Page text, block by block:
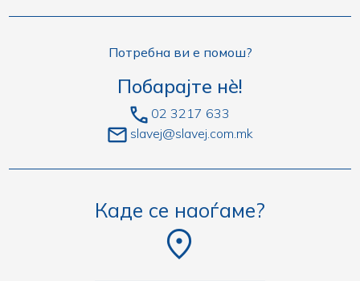
Потребна ви е помош?
Побарајте нè!
02 3217 633
slavej@slavej.com.mk
Каде се наоѓаме?